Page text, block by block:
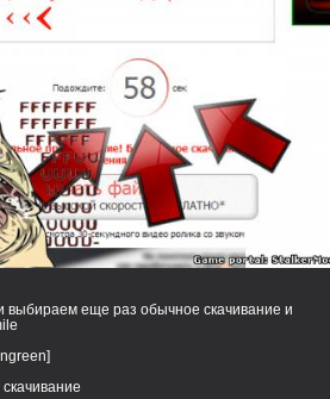
выбираем еще раз обычное скачивание и